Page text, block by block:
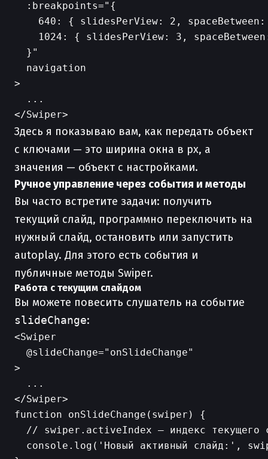
  :breakpoints="{
640: { slidesPerView: 2,
1024: { slidesPerView: 3,
  }"
  navigation
>
  ...
Здесь я показываю вам, как передать объект
с ключами — это ширина окна в px, а
значения — объект с настройками.
Ручное управление через события и методы
Вы часто встретите задачи: получить
текущий слайд, программно переключить на
нужный слайд, остановить или запустить
autoplay. Для этого есть события и
публичные методы Swiper.
Работа с текущим слайдом
Вы можете повесить слушатель на событие
slideChange:
<Swiper
  @slideChange="onSlideChange"
>
  ...
function onSlideChange(swiper) {
// swiper.activeIndex — индекс текущего
console.log('Новый активный слайд:',